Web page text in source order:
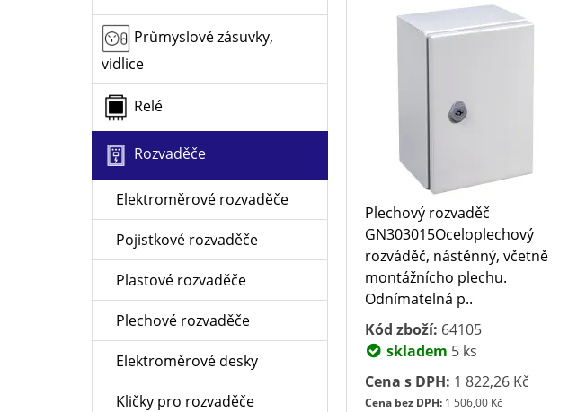
Průmyslové zásuvky,
vidlice
Relé
Rozvaděče
Elektroměrové rozvaděče
Pojistkové rozvaděče
Plastové rozvaděče
Plechové rozvaděče
Elektroměrové desky
Kličky pro rozvaděče
Plechový rozvaděč
GN303015Oceloplechový
rozváděč, nástěnný, včetně
montážnícho plechu.
Odnímatelná p..
Kód zboží: 64105
skladem 5 ks
Cena s DPH: 1 822,26 Kč
Cena bez DPH:1 506,00 Kč